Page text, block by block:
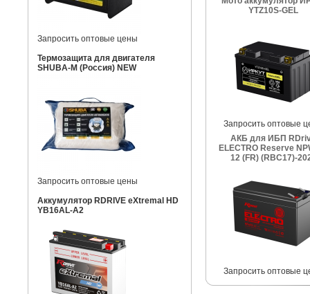
Запросить оптовые цены
Термозащита для двигателя
SHUBA-M (Россия) NEW
Запросить оптовые цены
Аккумулятор RDRIVE eXtremal HD
YB16AL-A2
YTZ10S-GEL
Запросить оптовые
АКБ для ИБП
ELECTRO Reserve
12 (FR) (RBC17)-
Запросить оптовые